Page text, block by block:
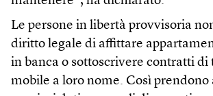
Le persone in libertà provvisoria
diritto legale di affittare
in banca o sottoscrivere contratti di
mobile a loro nome. Così prendono